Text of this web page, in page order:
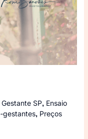
Gestante SP, Ensaio
gestantes, Preços